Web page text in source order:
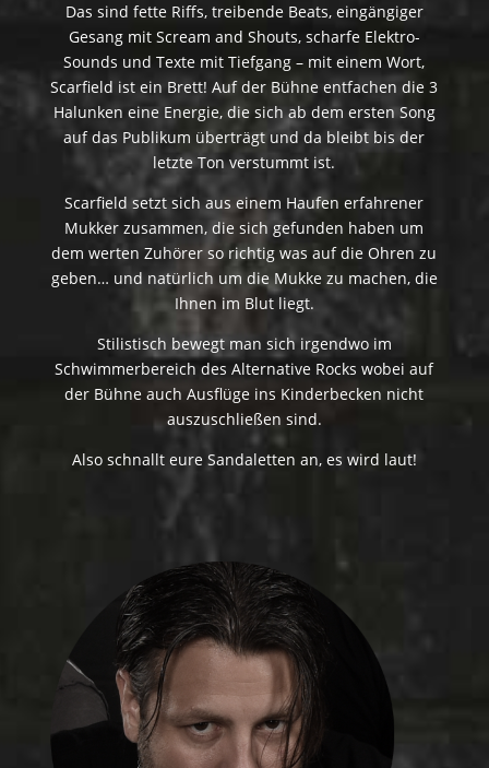
Das sind fette Riffs, treibende Beats, eingängiger
Gesang mit Scream and Shouts, scharfe Elektro-
Sounds und Texte mit Tiefgang – mit einem Wort,
Scarfield ist ein Brett! Auf der Bühne entfachen die 3
Halunken eine Energie, die sich ab dem ersten Song
auf das Publikum überträgt und da bleibt bis der
letzte Ton verstummt ist.
Scarfield setzt sich aus einem Haufen erfahrener
Mukker zusammen, die sich gefunden haben um
dem werten Zuhörer so richtig was auf die Ohren zu
geben… und natürlich um die Mukke zu machen, die
Ihnen im Blut liegt.
Stilistisch bewegt man sich irgendwo im
Schwimmerbereich des Alternative Rocks wobei auf
der Bühne auch Ausflüge ins Kinderbecken nicht
auszuschließen sind.
Also schnallt eure Sandaletten an, es wird laut!